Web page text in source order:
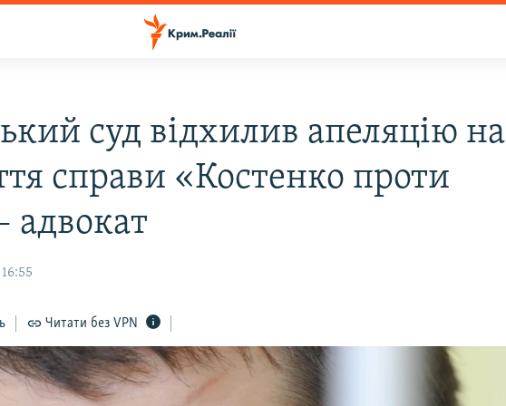
суд відхилив апеляцію на
справи «Костенко проти
адвокат
Читати без VPN